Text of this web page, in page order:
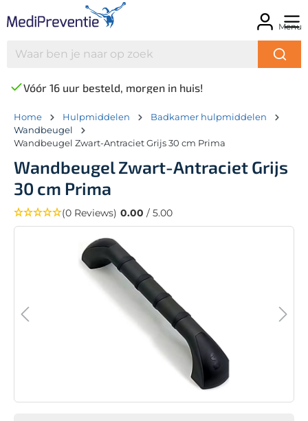
Menu
Vóór 16 uur besteld, morgen in huis!
Home Hulpmiddelen
Badkamer hulpmiddelen
Wandbeugel
Wandbeugel Zwart-Antraciet Grijs 30 cm Prima
Wandbeugel Zwart-Antraciet Grijs
30 cm Prima
(0 Reviews) 0.00 / 5.00